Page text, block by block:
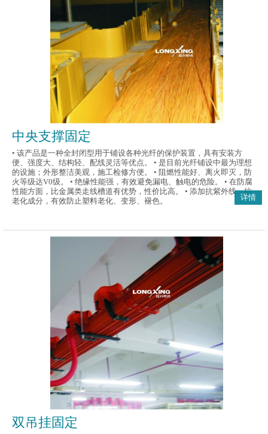
中央支撑固定
• 该产品是一种全封闭型用于铺设各种光纤的保护装置，具有安装方
便、强度大、结构轻、配线灵活等优点。 • 是目前光纤铺设中最为理想
的设施；外形整洁美观，施工检修方便。 • 阻燃性能好、离火即灭，防
火等级达V0级。 • 绝缘性能强，有效避免漏电、触电的危险。 • 在防腐
性能方面，比金属类走线槽道有优势，性价比高。 • 添加抗紫外线、抗
老化成分，有效防止塑料老化、变形、褪色。
详情
双吊挂固定